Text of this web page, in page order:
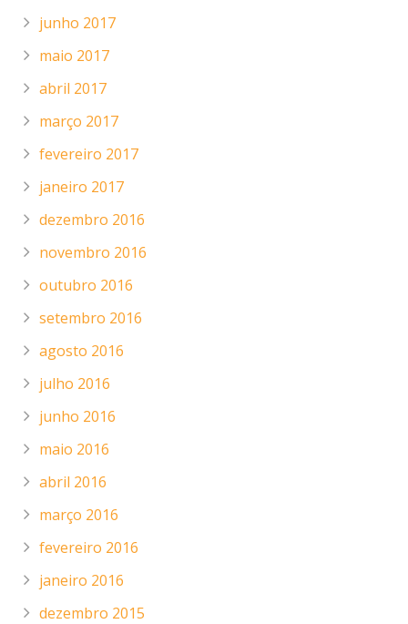
junho 2017
maio 2017
abril 2017
março 2017
fevereiro 2017
janeiro 2017
dezembro 2016
novembro 2016
outubro 2016
setembro 2016
agosto 2016
julho 2016
junho 2016
maio 2016
abril 2016
março 2016
fevereiro 2016
janeiro 2016
dezembro 2015